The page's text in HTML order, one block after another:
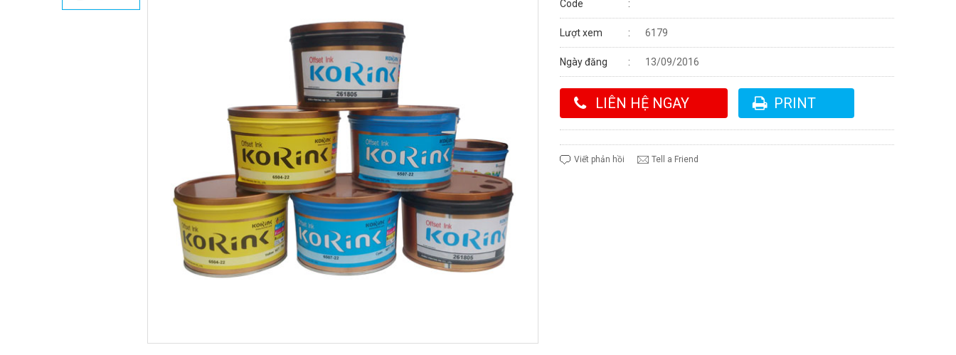
Code
Lượt xem 6179
Ngày đăng 13/09/2016
LIÊN HỆ NGAY PRINT
Viết phản hồi Tell a Friend